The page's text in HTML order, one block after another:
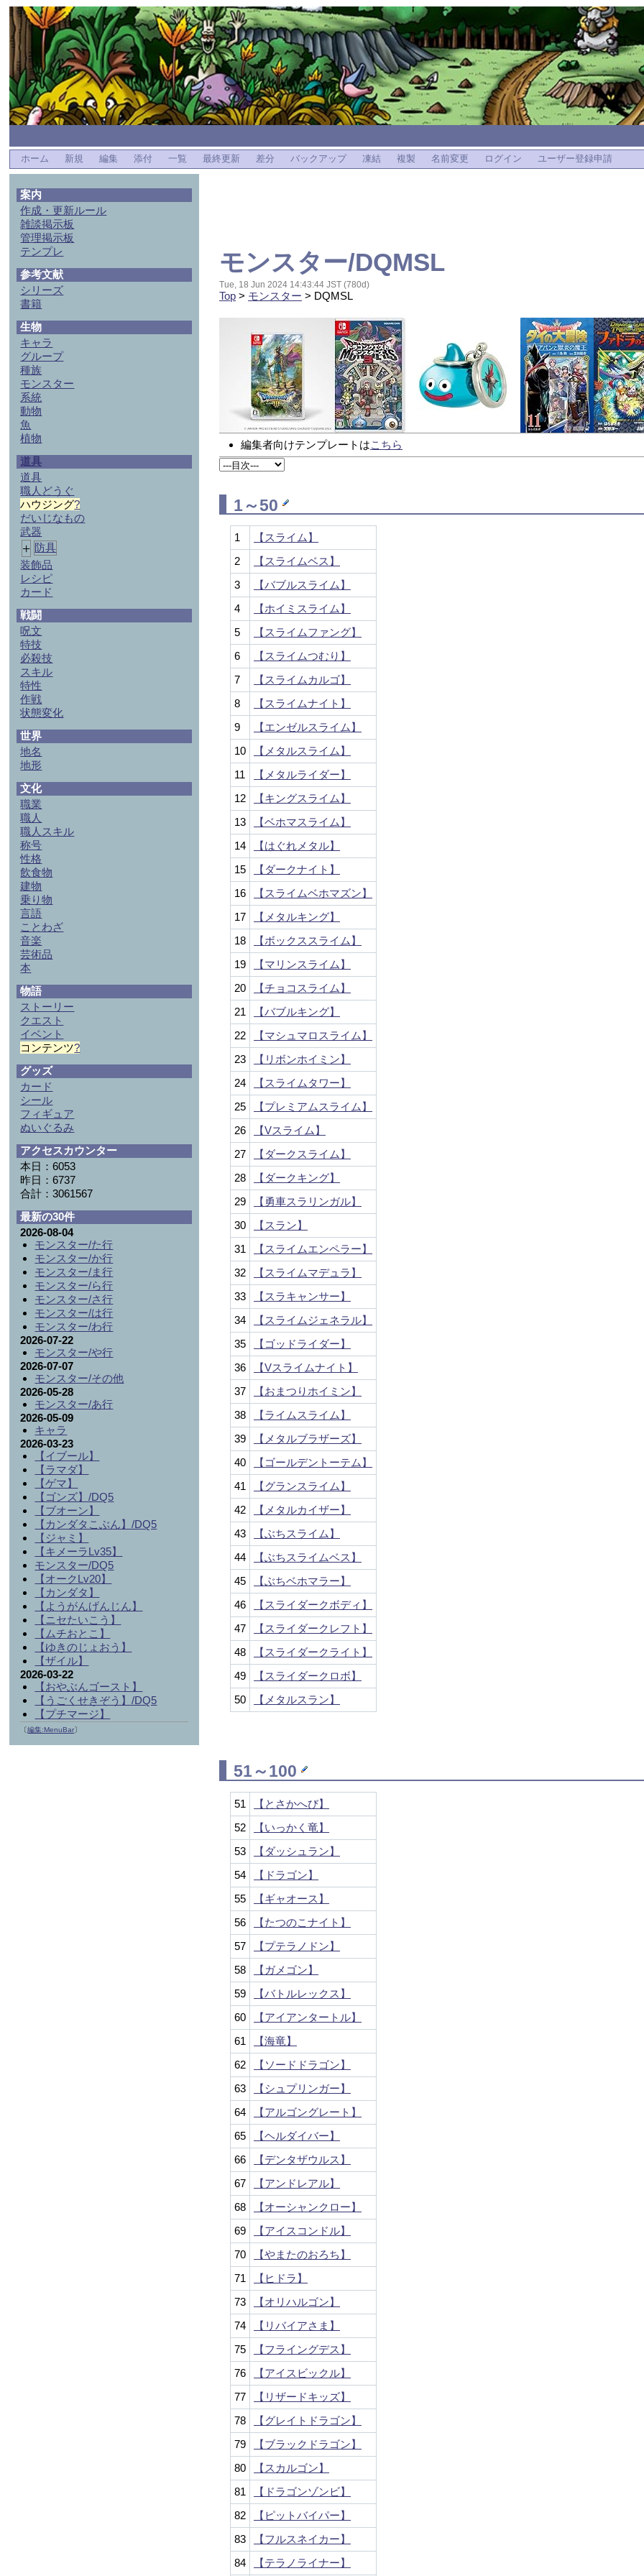
ホーム 新規 編集 添付 一覧 最終更新 差分 バックアップ 凍結 複製 名前変更 ログイン ユーザー登録申請
モンスター/DQMSL
Tue, 18 Jun 2024 14:43:44 JST (780d)
Top > モンスター > DQMSL
編集者向けテンプレートはこちら
1～50
1
【スライム】
2
【スライムベス】
3
【バブルスライム】
4
【ホイミスライム】
5
【スライムファング】
6
【スライムつむり】
7
【スライムカルゴ】
8
【スライムナイト】
9
【エンゼルスライム】
10
【メタルスライム】
11
【メタルライダー】
12
【キングスライム】
13
【ベホマスライム】
14
【はぐれメタル】
15
【ダークナイト】
16
【スライムベホマズン】
17
【メタルキング】
18
【ボックススライム】
19
【マリンスライム】
20
【チョコスライム】
21
【バブルキング】
22
【マシュマロスライム】
23
【リボンホイミン】
24
【スライムタワー】
25
【プレミアムスライム】
26
【Vスライム】
27
【ダークスライム】
28
【ダークキング】
29
【勇車スラリンガル】
30
【スラン】
31
【スライムエンペラー】
32
【スライムマデュラ】
33
【スラキャンサー】
34
【スライムジェネラル】
35
【ゴッドライダー】
36
【Vスライムナイト】
37
【おまつりホイミン】
38
【ライムスライム】
39
【メタルブラザーズ】
40
【ゴールデントーテム】
41
【グランスライム】
42
【メタルカイザー】
43
【ぶちスライム】
44
【ぶちスライムベス】
45
【ぶちベホマラー】
46
【スライダークボディ】
47
【スライダークレフト】
48
【スライダークライト】
49
【スライダークロボ】
50
【メタルスラン】
51～100
51
【とさかへび】
52
【いっかく竜】
53
【ダッシュラン】
54
【ドラゴン】
55
【ギャオース】
56
【たつのこナイト】
57
【プテラノドン】
58
【ガメゴン】
59
【バトルレックス】
60
【アイアンタートル】
61
【海竜】
62
【ソードドラゴン】
63
【シュプリンガー】
64
【アルゴングレート】
65
【ヘルダイバー】
66
【デンタザウルス】
67
【アンドレアル】
68
【オーシャンクロー】
69
【アイスコンドル】
70
【やまたのおろち】
71
【ヒドラ】
73
【オリハルゴン】
74
【リバイアさま】
75
【フライングデス】
76
【アイスビックル】
77
【リザードキッズ】
78
【グレイトドラゴン】
79
【ブラックドラゴン】
80
【スカルゴン】
81
【ドラゴンゾンビ】
82
【ピットバイパー】
83
【フルスネイカー】
84
【テラノライナー】
案内
作成・更新ルール
雑談掲示板
管理掲示板
テンプレ
参考文献
シリーズ
書籍
生物
キャラ
グループ
種族
モンスター
系統
動物
魚
植物
道具
道具
職人どうぐ
ハウジング?
だいじなもの
武器
+ 防具
装飾品
レシピ
カード
戦闘
呪文
特技
必殺技
スキル
特性
作戦
状態変化
世界
地名
地形
文化
職業
職人
職人スキル
称号
性格
飲食物
建物
乗り物
言語
ことわざ
音楽
芸術品
本
物語
ストーリー
クエスト
イベント
コンテンツ?
グッズ
カード
シール
フィギュア
ぬいぐるみ
アクセスカウンター
本日：6053
昨日：6737
合計：3061567
最新の30件
2026-08-04
モンスター/た行
モンスター/か行
モンスター/ま行
モンスター/ら行
モンスター/さ行
モンスター/は行
モンスター/わ行
2026-07-22
モンスター/や行
2026-07-07
モンスター/その他
2026-05-28
モンスター/あ行
2026-05-09
キャラ
2026-03-23
【イブール】
【ラマダ】
【ゲマ】
【ゴンズ】/DQ5
【ブオーン】
【カンダタこぶん】/DQ5
【ジャミ】
【キメーラLv35】
モンスター/DQ5
【オークLv20】
【カンダタ】
【ようがんげんじん】
【ニセたいこう】
【ムチおとこ】
【ゆきのじょおう】
【ザイル】
2026-03-22
【おやぶんゴースト】
【うごくせきぞう】/DQ5
【プチマージ】
〔編集:MenuBar〕